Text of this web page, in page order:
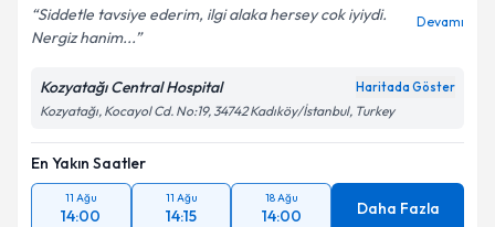
Siddetle tavsiye ederim, ilgi alaka hersey cok iyiydi.
Nergiz hanim...
Devamı
Kozyatağı Central Hospital Haritada Göster
Kozyatağı, Kocayol Cd. No:19, 34742 Kadıköy/İstanbul, Turkey
En Yakın Saatler
11 Ağu
14:00
11 Ağu
14:15
18 Ağu
14:00 Daha Fazla